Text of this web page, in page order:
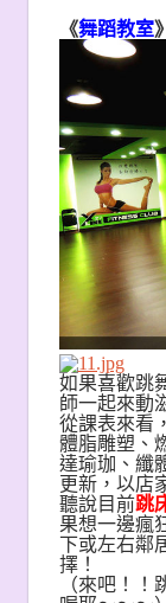
《舞蹈教室》
如果喜歡跳
師一起來動
從課表來看
體脂雕塑、
達瑜珈、纖
更新，以店
聽說目前跳
果想一邊瘋
下或左右鄰
擇！
（來吧！！